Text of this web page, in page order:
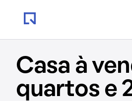
Casa à
quartos e